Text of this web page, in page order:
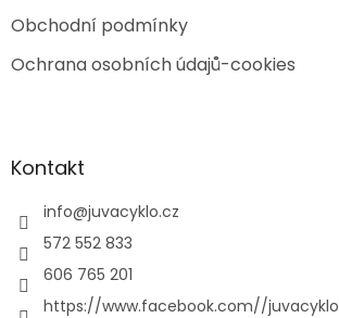
Obchodní podmínky
Ochrana osobních údajů-cookies
Kontakt
info@juvacyklo.cz
572 552 833
606 765 201
https://www.facebook.com//juvacyklo